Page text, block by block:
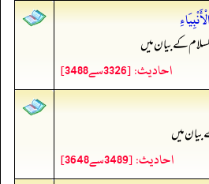
کے بیان میں
احادیث: [3326سے3488]
میں
احادیث: [3489سے3648]